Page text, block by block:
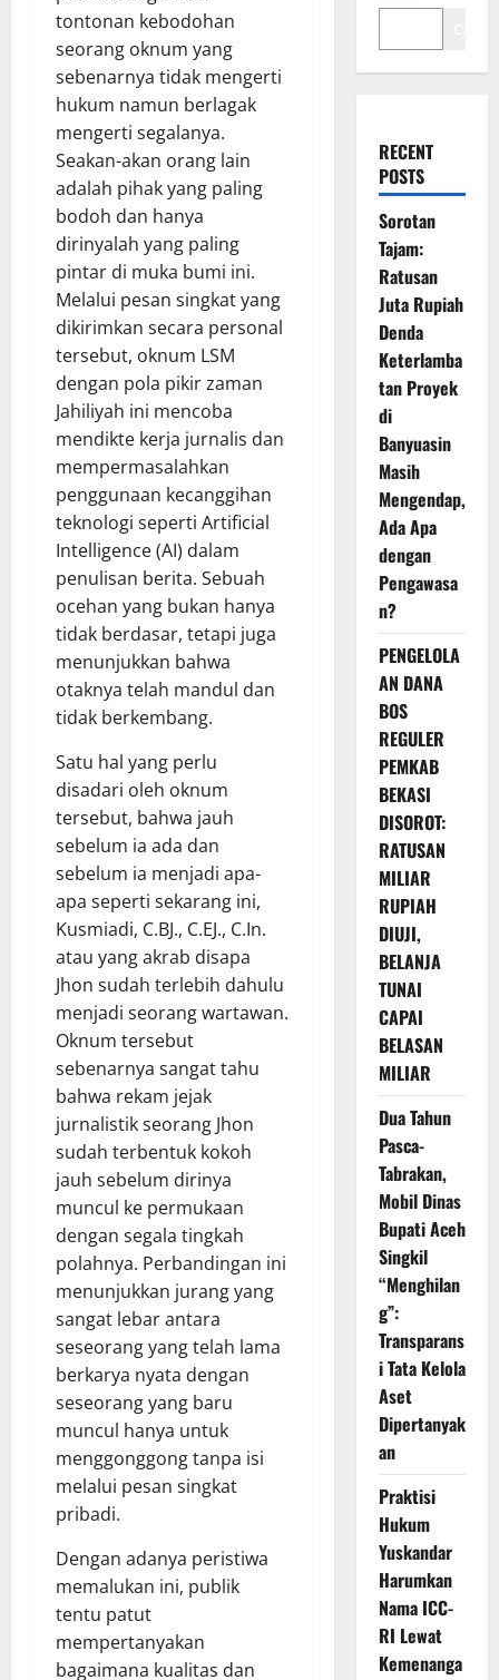
tontonan kebodohan
seorang oknum yang
sebenarnya tidak mengerti
hukum namun berlagak
mengerti segalanya.
Seakan-akan orang lain
adalah pihak yang paling
bodoh dan hanya
dirinyalah yang paling
pintar di muka bumi ini.
Melalui pesan singkat yang
dikirimkan secara personal
tersebut, oknum LSM
dengan pola pikir zaman
Jahiliyah ini mencoba
mendikte kerja jurnalis dan
mempermasalahkan
penggunaan kecanggihan
teknologi seperti Artificial
Intelligence (AI) dalam
penulisan berita. Sebuah
ocehan yang bukan hanya
tidak berdasar, tetapi juga
menunjukkan bahwa
otaknya telah mandul dan
tidak berkembang.
Satu hal yang perlu
disadari oleh oknum
tersebut, bahwa jauh
sebelum ia ada dan
sebelum ia menjadi apa-
apa seperti sekarang ini,
Kusmiadi, C.BJ., C.EJ., C.In.
atau yang akrab disapa
Jhon sudah terlebih dahulu
menjadi seorang wartawan.
Oknum tersebut
sebenarnya sangat tahu
bahwa rekam jejak
jurnalistik seorang Jhon
sudah terbentuk kokoh
jauh sebelum dirinya
muncul ke permukaan
dengan segala tingkah
polahnya. Perbandingan ini
menunjukkan jurang yang
sangat lebar antara
seseorang yang telah lama
berkarya nyata dengan
seseorang yang baru
muncul hanya untuk
menggonggong tanpa isi
melalui pesan singkat
pribadi.
Dengan adanya peristiwa
memalukan ini, publik
tentu patut
mempertanyakan
bagaimana kualitas dan
RECENT
POSTS
Sorotan
Tajam:
Ratusan
Juta Rupiah
Denda
Keterlamba
tan Proyek
di
Banyuasin
Masih
Mengendap,
Ada Apa
dengan
Pengawasa
n?
PENGELOLA
AN DANA
BOS
REGULER
PEMKAB
BEKASI
DISOROT:
RATUSAN
MILIAR
RUPIAH
DIUJI,
BELANJA
TUNAI
CAPAI
BELASAN
MILIAR
Dua Tahun
Pasca-
Tabrakan,
Mobil Dinas
Bupati Aceh
Singkil
“Menghilan
g”:
Transparans
i Tata Kelola
Aset
Dipertanyak
an
Praktisi
Hukum
Yuskandar
Harumkan
Nama ICC-
RI Lewat
Kemenanga